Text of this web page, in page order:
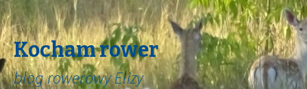
Kocham rower
blog rowerowy Elizy